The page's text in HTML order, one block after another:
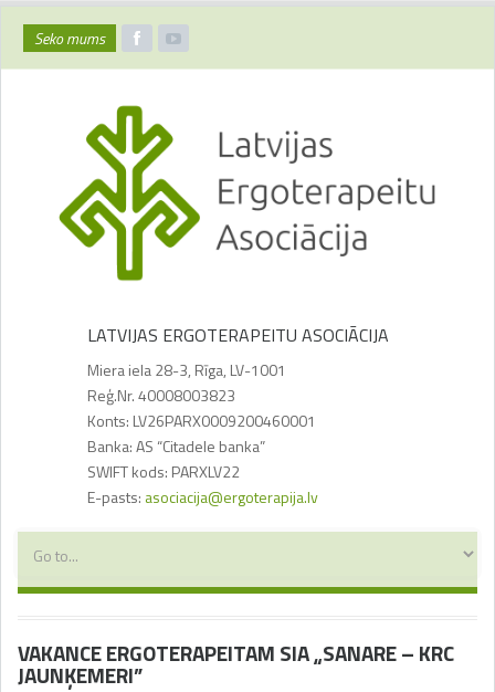
Seko mums
LATVIJAS ERGOTERAPEITU ASOCIĀCIJA
Miera iela 28-3, Rīga, LV-1001
Reģ.Nr. 40008003823
Konts: LV26PARX0009200460001
Banka: AS “Citadele banka”
SWIFT kods: PARXLV22
E-pasts: asociacija@ergoterapija.lv
VAKANCE ERGOTERAPEITAM SIA „SANARE – KRC
JAUNĶEMERI”